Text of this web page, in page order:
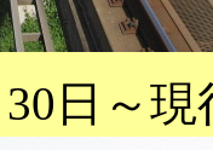
日～現